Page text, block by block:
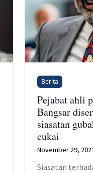
Berita
Pejabat ahli
Bangsar
siasatan
cukai
November 29,
Siasatan